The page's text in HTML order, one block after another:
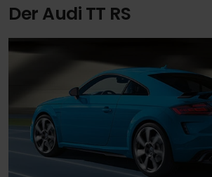
Der Audi TT RS